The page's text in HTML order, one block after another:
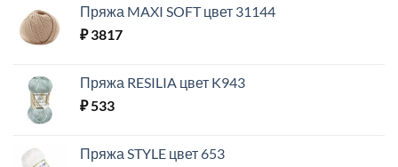
Пряжа MAXI SOFT цвет 31144
₽3817
Пряжа RESILIA цвет K943
₽533
Пряжа STYLE цвет 653